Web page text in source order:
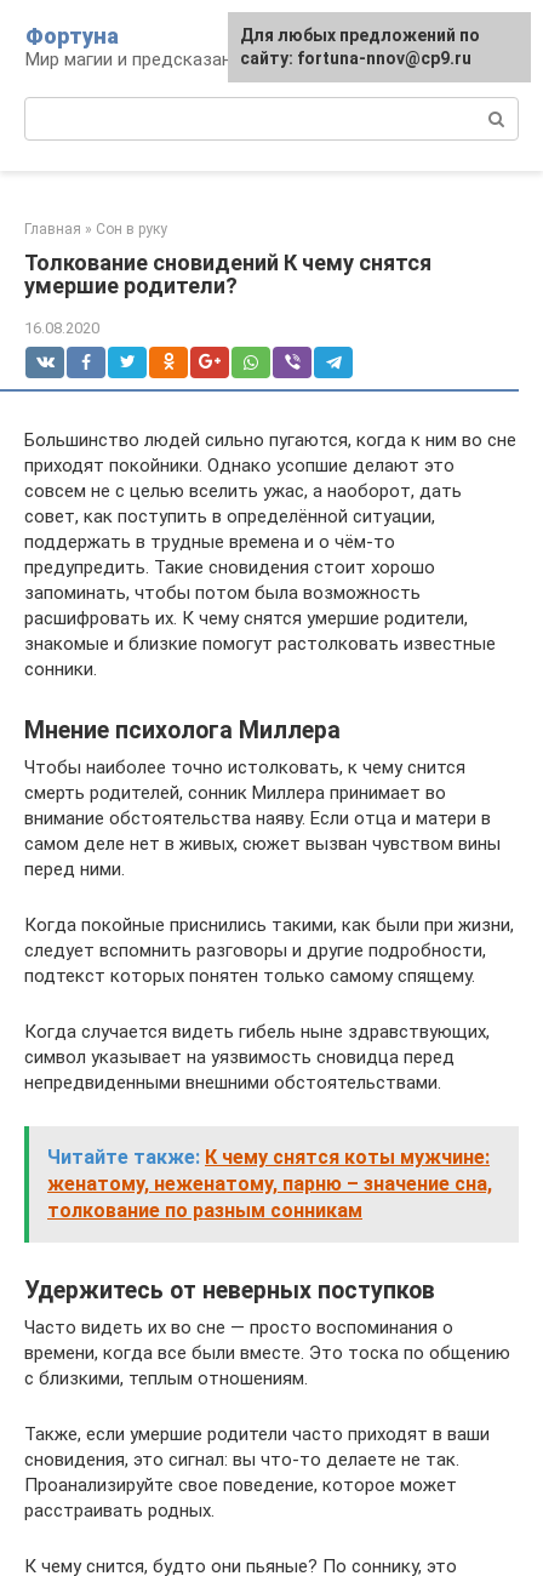
контенту
Фортуна
Мир магии и предсказаний
Главная » Сон в руку
Толкование сновидений К чему снятся
умершие родители?
16.08.2020
Большинство людей сильно пугаются, когда к ним во сне
приходят покойники. Однако усопшие делают это
совсем не с целью вселить ужас, а наоборот, дать
совет, как поступить в определённой ситуации,
поддержать в трудные времена и о чём-то
предупредить. Такие сновидения стоит хорошо
запоминать, чтобы потом была возможность
расшифровать их. К чему снятся умершие родители,
знакомые и близкие помогут растолковать известные
сонники.
Мнение психолога Миллера
Чтобы наиболее точно истолковать, к чему снится
смерть родителей, сонник Миллера принимает во
внимание обстоятельства наяву. Если отца и матери в
самом деле нет в живых, сюжет вызван чувством вины
перед ними.
Когда покойные приснились такими, как были при жизни,
следует вспомнить разговоры и другие подробности,
подтекст которых понятен только самому спящему.
Когда случается видеть гибель ныне здравствующих,
символ указывает на уязвимость сновидца перед
непредвиденными внешними обстоятельствами.
Читайте также: К чему снятся коты мужчине:
женатому, неженатому, парню – значение сна,
толкование по разным сонникам
Удержитесь от неверных поступков
Часто видеть их во сне — просто воспоминания о
времени, когда все были вместе. Это тоска по общению
с близкими, теплым отношениям.
Также, если умершие родители часто приходят в ваши
сновидения, это сигнал: вы что-то делаете не так.
Проанализируйте свое поведение, которое может
расстраивать родных.
К чему снится, будто они пьяные? По соннику, это
Для любых предложений по
сайту: fortuna-nnov@cp9.ru